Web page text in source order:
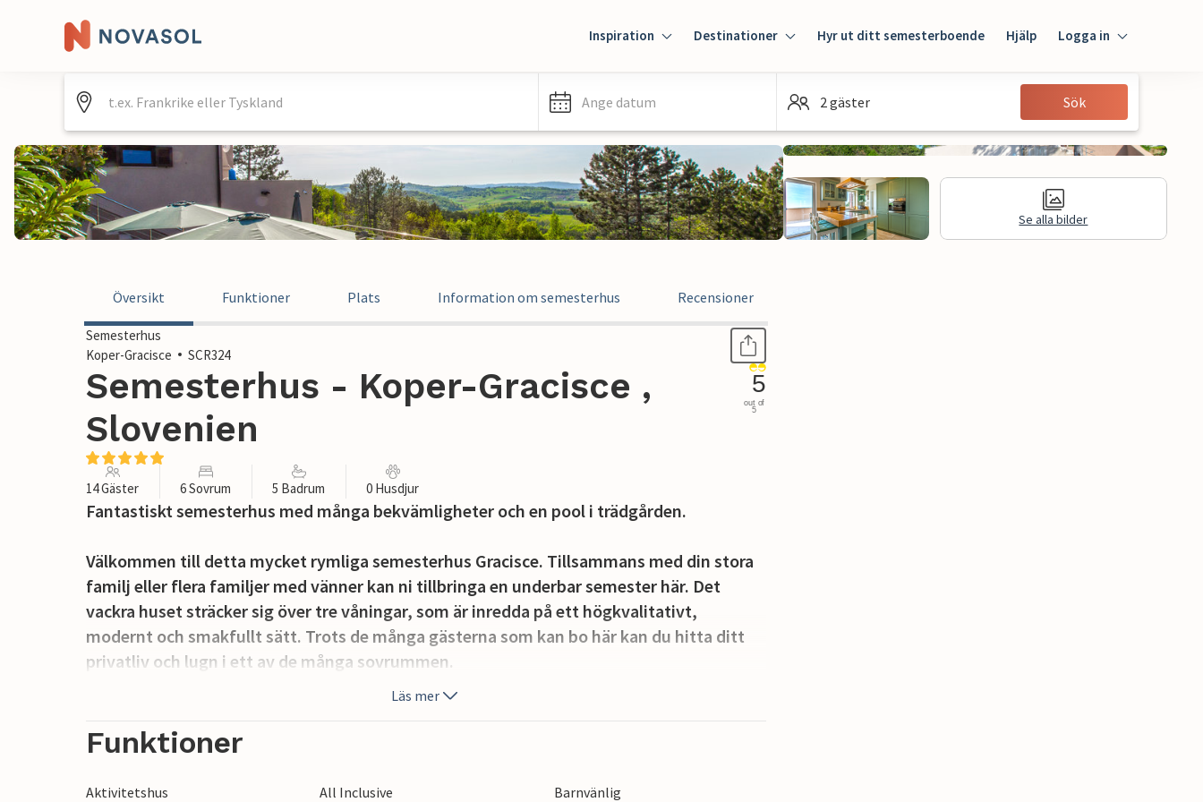
Inspiration Destinationer Hyr ut ditt semesterboende Hjälp Logga in
Gäst
Ange datum 2 gäster Sök
Se alla bilder
Översikt Funktioner Plats Information om semesterhus Recensioner
Semesterhus
Koper-Gracisce
SCR324
Semesterhus - Koper-Gracisce ,
Slovenien
5
out of
5
14 Gäster 6 Sovrum 5 Badrum 0 Husdjur
Fantastiskt semesterhus med många bekvämligheter och en pool i trädgården.
Välkommen till detta mycket rymliga semesterhus Gracisce. Tillsammans med din stora
familj eller flera familjer med vänner kan ni tillbringa en underbar semester här. Det
vackra huset sträcker sig över tre våningar, som är inredda på ett högkvalitativt,
modernt och smakfullt sätt. Trots de många gästerna som kan bo här kan du hitta ditt
privatliv och lugn i ett av de många sovrummen.
välutrustat fitnessrum där du kan träna även på semestern, sedan kan du koppla av och
bottenvåningen väntar ett stort, ljusinsläppt vardagsrum där ni kan laga mat och koppla
Läs mer
Funktioner
Aktivitetshus All Inclusive
Barnvänlig